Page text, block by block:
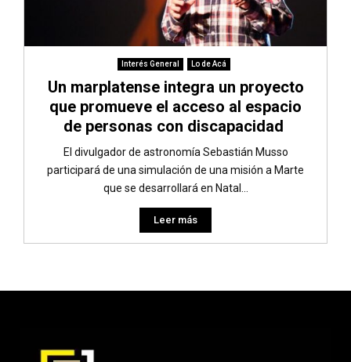
Interés General Lo de Acá
Un marplatense integra un proyecto
que promueve el acceso al espacio
de personas con discapacidad
El divulgador de astronomía Sebastián Musso
participará de una simulación de una misión a Marte
que se desarrollará en Natal...
Leer más